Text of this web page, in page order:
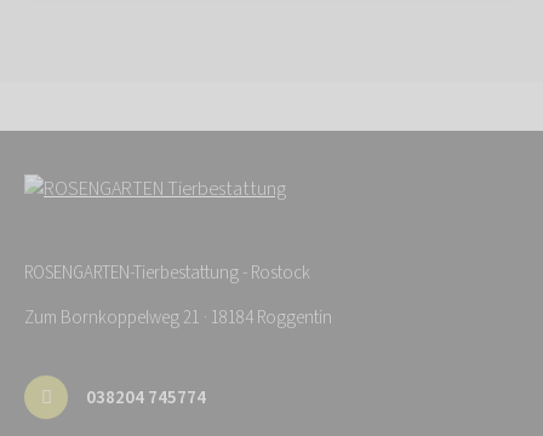
ROSENGARTEN-Tierbestattung - Rostock
Zum Bornkoppelweg 21 · 18184 Roggentin
038204 745774